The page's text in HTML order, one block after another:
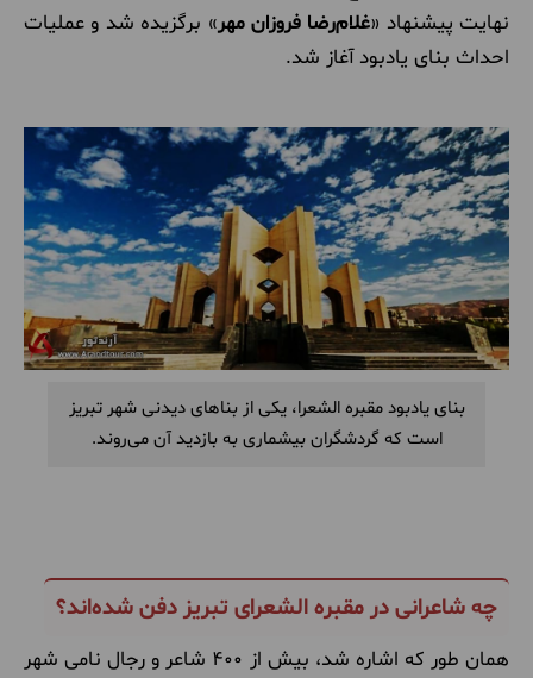
نهایت پیشنهاد «غلام‌رضا فروزان مهر» برگزیده شد و عملیات
احداث بنای یادبود آغاز شد.
بنای یادبود مقبره الشعرا، یکی از بناهای دیدنی شهر تبریز
است که گردشگران بیشماری به بازدید آن می‌روند.
چه شاعرانی در مقبره الشعرای تبریز دفن شده‌اند؟
همان طور که اشاره شد، بیش از 400 شاعر و رجال نامی شهر